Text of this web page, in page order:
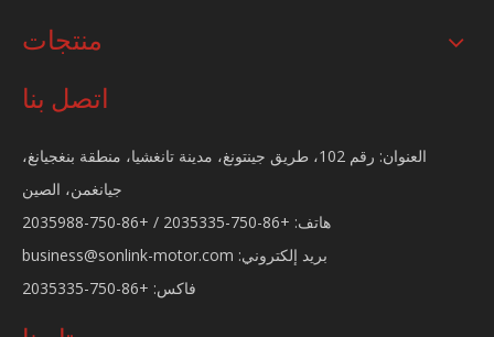
منتجات
اتصل بنا
العنوان: رقم 102، طريق جينتونغ، مدينة تانغشيا، منطقة بنغجيانغ،
جيانغمن، الصين
هاتف: +86-750-2035335 / +86-750-2035988
بريد إلكتروني: business@sonlink-motor.com
فاكس: +86-750-2035335